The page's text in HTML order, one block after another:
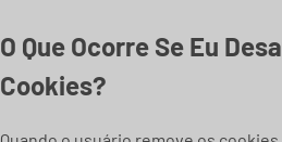
O Que Ocorre Se Eu
Cookies?